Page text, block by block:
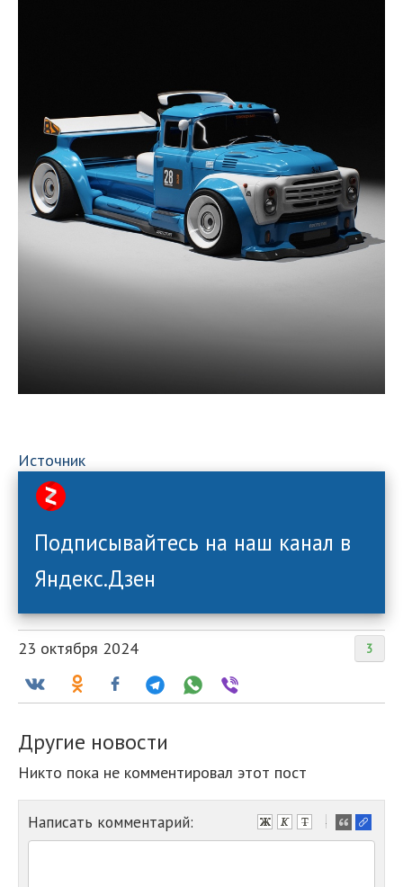
Источник
Подписывайтесь на наш канал в
Яндекс.Дзен
3
23 октября 2024
Другие новости
Никто пока не комментировал этот пост
Написать комментарий:
-
-